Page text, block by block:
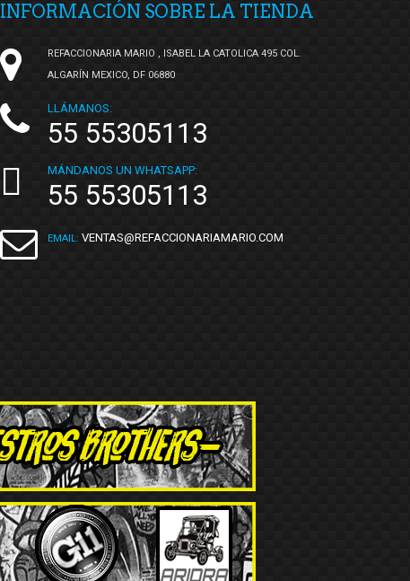
INFORMACIÓN SOBRE LA TIENDA
REFACCIONARIA MARIO , ISABEL LA CATOLICA 495 COL.
ALGARÍN MEXICO, DF 06880
LLÁMANOS:
55 55305113
MÁNDANOS UN WHATSAPP:
55 55305113
EMAIL: VENTAS@REFACCIONARIAMARIO.COM